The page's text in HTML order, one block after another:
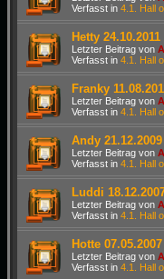
Verfasst in 4.1. Hall
Hetty 24.10.2011
Letzter Beitrag von
Verfasst in 4.1. Hall
Franky
Letzter Beitrag von
Verfasst in 4.1. Hall
Andy 21.12.2009
Letzter Beitrag von
Verfasst in 4.1. Hall
Luddi
Letzter Beitrag von
Verfasst in 4.1. Hall
Hotte 07.05.2007
Letzter Beitrag von
Verfasst in 4.1. Hall